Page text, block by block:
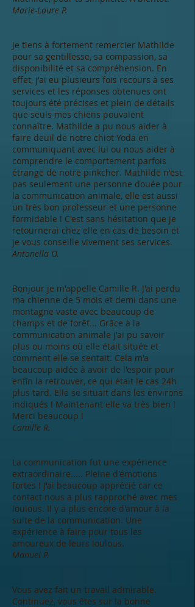
Marie-Laure P.
Je tiens à fortement remercier Mathilde
pour sa gentillesse, sa compassion, sa
disponibilité et sa compréhension. En
effet, j'ai eu plusieurs fois recours à ses
services et les réponses obtenues ont
toujours été précises et plein de détails
que seuls mes chiens pouvaient
connaître. Mathilde a pu nous aider à
faire deuil de notre chiot Yoda en
communiquant avec lui ou nous aider à
comprendre le comportement parfois
étrange de notre pinkcher. Mathilde n'est
pas seulement une personne douée pour
la communication animale, elle est aussi
un très bon professeur et une personne
formidable ! C'est sans hésitation que je
retournerai chez elle en cas de besoin et
je vous conseille vivement ses services.
Antonella O.
Bonjour je m'appelle Camille R. J'ai perdu
ma chienne de 5 mois et demi dans une
montagne vaste avec beaucoup de
champs et de forêt... Grâce à la
communication animale j'ai pu savoir
plus ou moins où elle était située et
comment elle se sentait. Cela m'a
beaucoup aidée à avoir de l'espoir pour
enfin la retrouver, ce qui était le cas 24h
plus tard. Elle se situait dans les environs
indiqués ! Maintenant elle va très bien !
Merci beaucoup !
Camille R.
La communication fut une expérience
extraordinaire..... Pleine d'émotions
fortes ! J'ai beaucoup apprécié car ce
contact nous a plus rapproché avec mes
loulous. Il y a plus encore d'amour à la
suite de la communication. Une
expérience à faire pour tous les
amoureux de leurs loulous.
Manuel P.
Vous avez fait un travail admirable.
Continuez, vous êtes sur la bonne